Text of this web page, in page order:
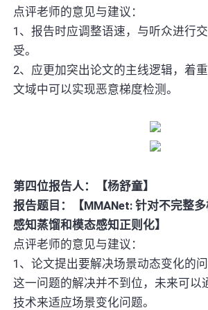
点评老师的意见与建议：
1、报告时应调整语速，与听众进行
受。
2、应更加突出论文的主线逻辑，着
文域中可以实现恶意梯度检测。
第四位报告人：【杨舒童】
报告题目：【MMANet: 针对不完整
感知蒸馏和模态感知正则化】
点评老师的意见与建议：
1、论文提出要解决场景动态变化的
这一问题的解决并不到位，未来可以
技术来适应场景变化问题。